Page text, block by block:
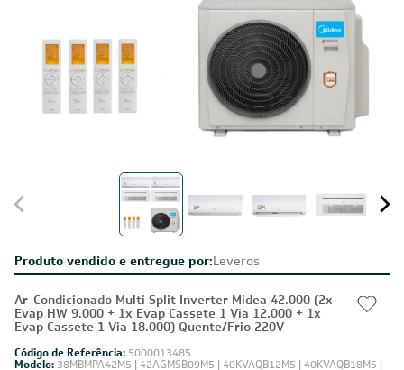
Produto vendido e entregue por:Leveros
Ar-Condicionado Multi Split Inverter Midea 42.000 (2x
Evap HW 9.000 + 1x Evap Cassete 1 Via 12.000 + 1x
Evap Cassete 1 Via 18.000) Quente/Frio 220V
Código de Referência: 5000013485
Modelo: 38MBMPA42M5 | 42AGMSB09M5 | 40KVAQB12M5 | 40KVAQB18M5 |